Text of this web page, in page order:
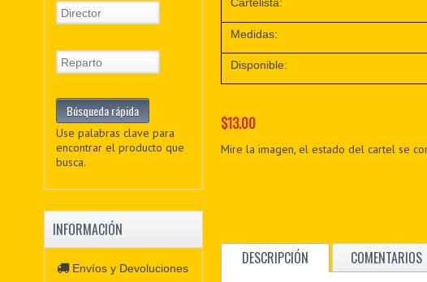
Cartelista:
Medidas:
Disponible:
$13.00
Mire la imagen, el estado del cartel se
DESCRIPCIÓN COMENTARIOS
Use palabras clave para
encontrar el producto que
busca.
INFORMACIÓN
Envíos y Devoluciones